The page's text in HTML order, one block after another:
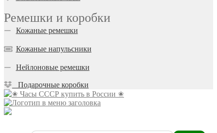
Ремешки и коробки
Кожаные ремешки
Кожаные напульсники
Нейлоновые ремешки
Подарочные коробки